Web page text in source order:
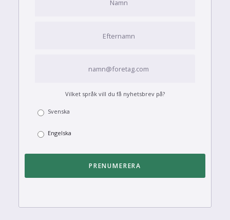
Vilket språk vill du få nyhetsbrev på?
Svenska
Engelska